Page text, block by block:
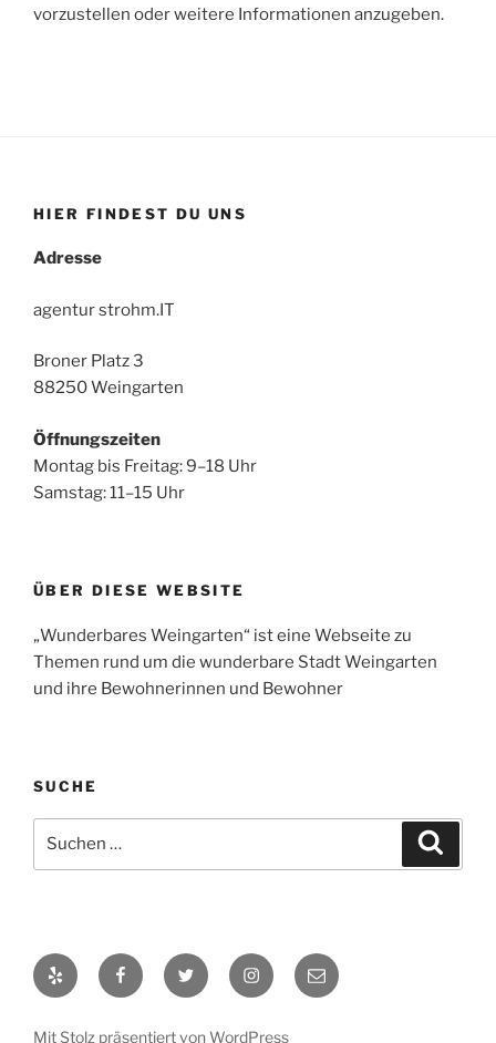
vorzustellen oder weitere Informationen anzugeben.
HIER FINDEST DU UNS
Adresse
agentur strohm.IT
Broner Platz 3
88250 Weingarten
Öffnungszeiten
Montag bis Freitag: 9–18 Uhr
Samstag: 11–15 Uhr
ÜBER DIESE WEBSITE
„Wunderbares Weingarten“ ist eine Webseite zu
Themen rund um die wunderbare Stadt Weingarten
und ihre Bewohnerinnen und Bewohner
SUCHE
nach:
Yelp FacebookTwitter Instagram
E-
Mail
Mit Stolz präsentiert von WordPress